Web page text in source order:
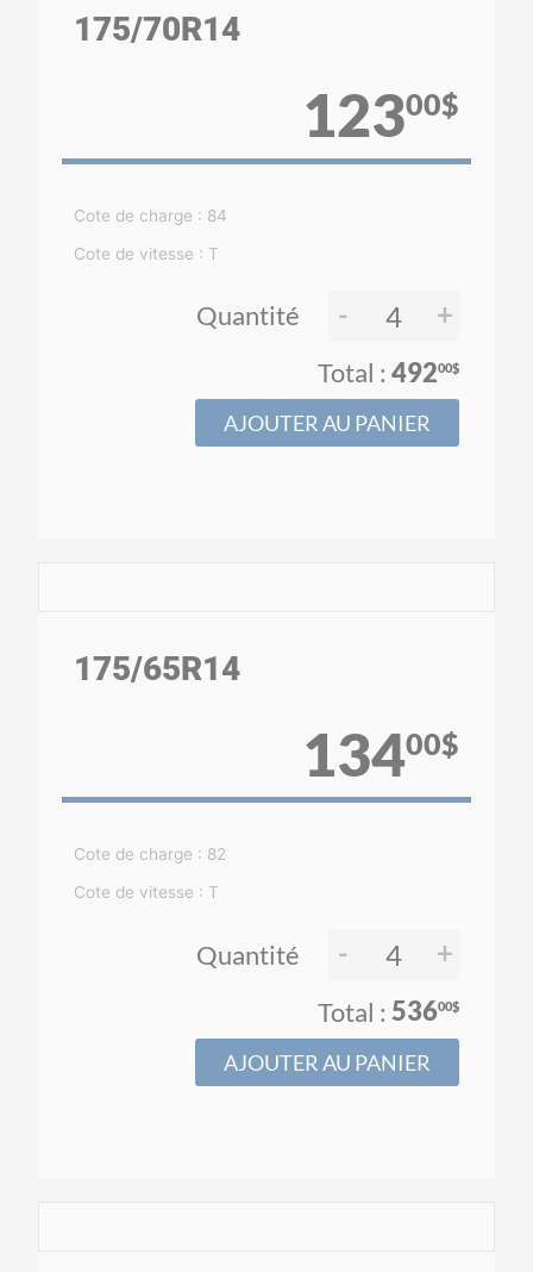
175/70R14
12300$
Cote de charge : 84
Cote de vitesse : T
Quantité - +
49200$
AJOUTER AU PANIER
175/65R14
13400$
Cote de charge : 82
Cote de vitesse : T
Quantité - +
53600$
AJOUTER AU PANIER